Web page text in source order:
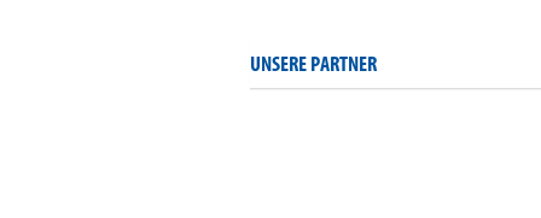
UNSERE PARTNER